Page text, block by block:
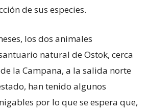
de sus especies.
los dos animales
natural de Ostok, cerca
la Campana, a la salida norte
han tenido algunos
por lo que se espera que,